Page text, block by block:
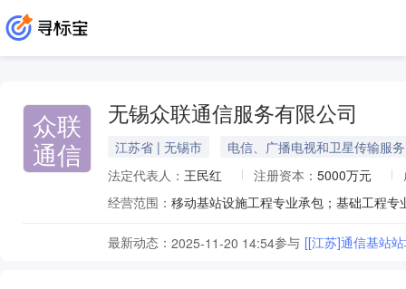
众联
通信
无锡众联通信服务有限公司
江苏省 | 无锡市
电信、广播电视和卫星传输服务
法定代表人： 王民红 注册资本： 5000万元
经营范围：
最新动态： 2025-11-20 14:54参与 [[江苏]通信基站